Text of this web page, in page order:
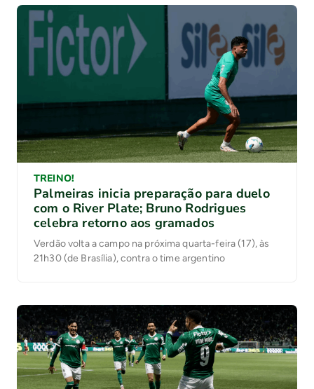
TREINO!
Palmeiras inicia preparação para duelo
com o River Plate; Bruno Rodrigues
celebra retorno aos gramados
Verdão volta a campo na próxima quarta-feira (17), às
21h30 (de Brasília), contra o time argentino